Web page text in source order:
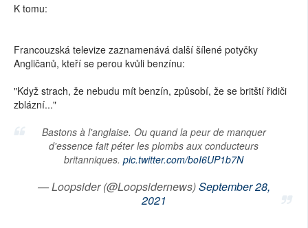
K tomu:
Francouzská televize zaznamenává další šílené potyčky
Angličanů, kteří se perou kvůli benzínu:
"Když strach, že nebudu mít benzín, způsobí, že se britští řidiči
zblázní..."
Bastons à l'anglaise. Ou quand la peur de manquer
d'essence fait péter les plombs aux conducteurs
britanniques. pic.twitter.com/boI6UP1b7N
— Loopsider (@Loopsidernews)September 28,
2021